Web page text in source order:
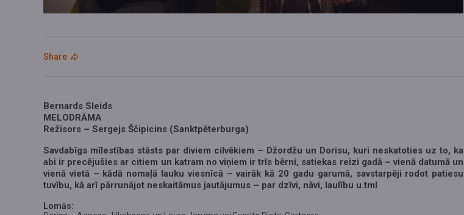
Share
Bernards Sleids
MELODRĀMA
Režisors – Sergejs Ščipicins (Sanktpēterburga)
Savdabīgs mīlestības stāsts par diviem cilvēkiem – Džordžu un Dorisu, kuri neskatoties uz to, ka
abi ir precējušies ar citiem un katram no viņiem ir trīs bērni, satiekas reizi gadā – vienā datumā un
vienā vietā – kādā nomaļā lauku viesnīcā – vairāk kā 20 gadu garumā, savstarpēji rodot patiesu
tuvību, kā arī pārrunājot neskaitāmus jautājumus – par dzīvi, nāvi, laulību u.tml
Lomās: